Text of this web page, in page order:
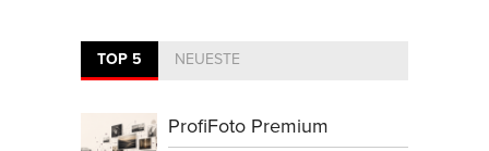
TOP 5 NEUESTE
ProfiFoto Premium